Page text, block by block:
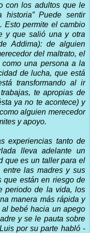
con los adultos que le
Puede sentir
Esto permite el cambio
y que salió una y otra
Addima): de alguien
del maltrato, el
una persona a la
de lucha, que está
transformando al ir
te apropias de
ya no te acontece) y
alguien merecedor
y apoyo.
experiencias tanto de
lleva adelante un
que es un taller para el
entre las madres y sus
que están en riesgo de
periodo de la vida, los
manera más rápida y
bebé hacia un apego
y se le pauta sobre
por su parte habló -